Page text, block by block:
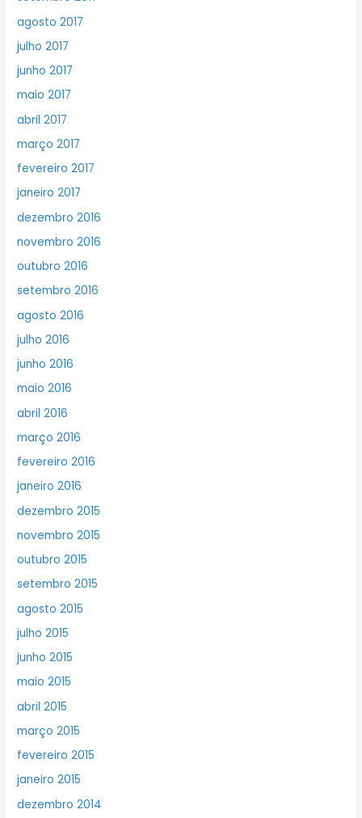
agosto 2017
julho 2017
junho 2017
maio 2017
abril 2017
março 2017
fevereiro 2017
janeiro 2017
dezembro 2016
novembro 2016
outubro 2016
setembro 2016
agosto 2016
julho 2016
junho 2016
maio 2016
abril 2016
março 2016
fevereiro 2016
janeiro 2016
dezembro 2015
novembro 2015
outubro 2015
setembro 2015
agosto 2015
julho 2015
junho 2015
maio 2015
abril 2015
março 2015
fevereiro 2015
janeiro 2015
dezembro 2014